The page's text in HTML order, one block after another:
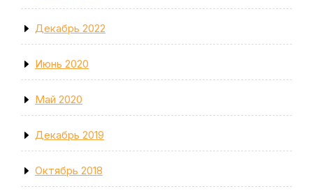
Декабрь 2022
Июнь 2020
Май 2020
Декабрь 2019
Октябрь 2018